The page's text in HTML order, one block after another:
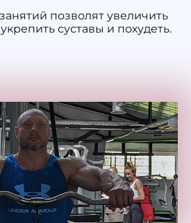
позволят увеличить
суставы и похудеть.